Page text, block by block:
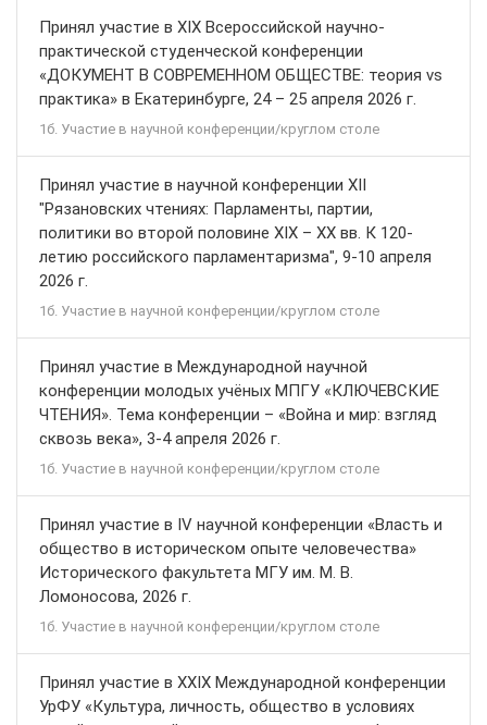
Принял участие в XIX Всероссийской научно-
практической студенческой конференции
«ДОКУМЕНТ В СОВРЕМЕННОМ ОБЩЕСТВЕ: теория vs
практика» в Екатеринбурге, 24 – 25 апреля 2026 г.
1б. Участие в научной конференции/круглом столе
Принял участие в научной конференции ХII
"Рязановских чтениях: Парламенты, партии,
политики во второй половине XIX – ХХ вв. К 120-
летию российского парламентаризма", 9-10 апреля
2026 г.
1б. Участие в научной конференции/круглом столе
Принял участие в Международной научной
конференции молодых учёных МПГУ «КЛЮЧЕВСКИЕ
ЧТЕНИЯ». Тема конференции – «Война и мир: взгляд
сквозь века», 3-4 апреля 2026 г.
1б. Участие в научной конференции/круглом столе
Принял участие в IV научной конференции «Власть и
общество в историческом опыте человечества»
Исторического факультета МГУ им. М. В.
Ломоносова, 2026 г.
1б. Участие в научной конференции/круглом столе
Принял участие в XXIX Международной конференции
УрФУ «Культура, личность, общество в условиях